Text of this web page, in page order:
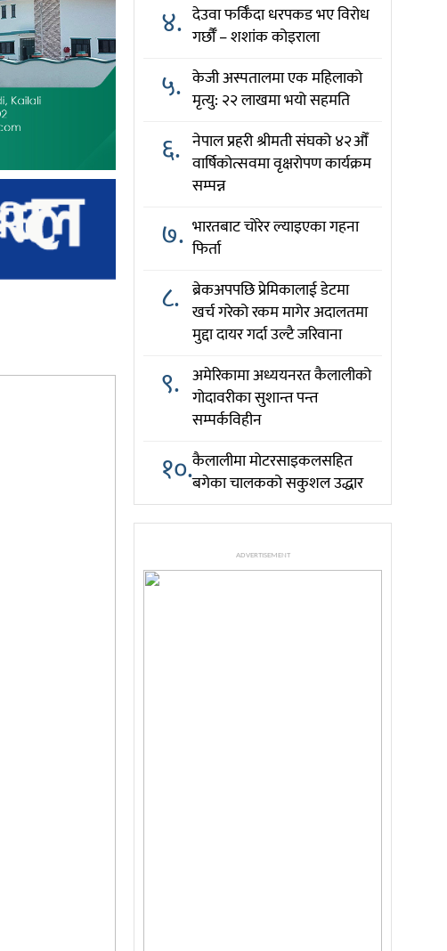
४. देउवा फर्किँदा धरपकड भए विरोध
गर्छौँं – शशांक कोइराला
५. केजी अस्पतालमा एक महिलाको
मृत्यु: २२ लाखमा भयो सहमति
६. नेपाल प्रहरी श्रीमती संघको ४२औँ
वार्षिकोत्सवमा वृक्षरोपण कार्यक्रम
सम्पन्न
७. भारतबाट चोरेर ल्याइएका गहना
फिर्ता
८. ब्रेकअपपछि प्रेमिकालाई डेटमा
खर्च गरेको रकम मागेर अदालतमा
मुद्दा दायर गर्दा उल्टै जरिवाना
९. अमेरिकामा अध्ययनरत कैलालीको
गोदावरीका सुशान्त पन्त
सम्पर्कविहीन
१०.कैलालीमा मोटरसाइकलसहित
बगेका चालकको सकुशल उद्धार
ADVERTISEMENT